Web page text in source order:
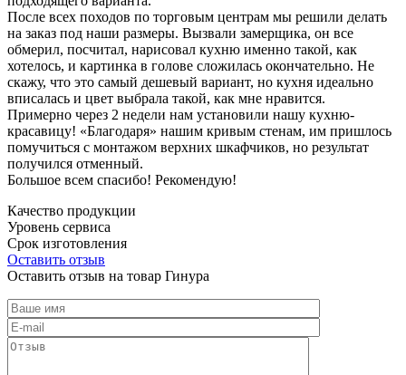
После всех походов по торговым центрам мы решили делать
на заказ под наши размеры. Вызвали замерщика, он все
обмерил, посчитал, нарисовал кухню именно такой, как
хотелось, и картинка в голове сложилась окончательно. Не
скажу, что это самый дешевый вариант, но кухня идеально
вписалась и цвет выбрала такой, как мне нравится.
Примерно через 2 недели нам установили нашу кухню-
красавицу! «Благодаря» нашим кривым стенам, им пришлось
помучиться с монтажом верхних шкафчиков, но результат
получился отменный.
Большое всем спасибо! Рекомендую!
Качество продукции
Уровень сервиса
Срок изготовления
Оставить отзыв
Оставить отзыв на товар Гинура